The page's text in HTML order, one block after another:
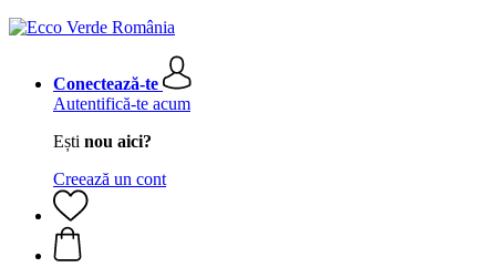
Conectează-te
Autentifică-te acum
Ești nou aici?
Creează un cont